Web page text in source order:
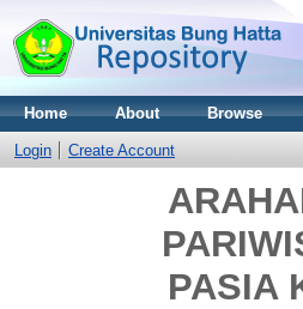
Home About Browse
Login Create Account
PASIA